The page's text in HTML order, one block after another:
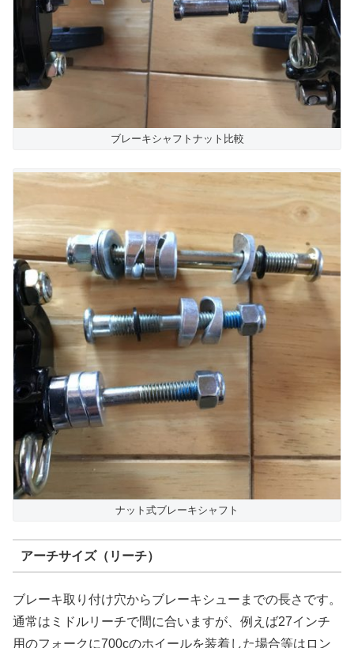
ブレーキシャフトナット比較
ナット式ブレーキシャフト
アーチサイズ（リーチ）
ブレーキ取り付け穴からブレーキシューまでの長さです。
通常はミドルリーチで間に合いますが、例えば27インチ
用のフォークに700cのホイールを装着した場合等はロン